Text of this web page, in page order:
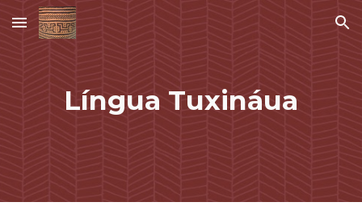
Skip to main content Skip to navigation
Língua Tuxináua